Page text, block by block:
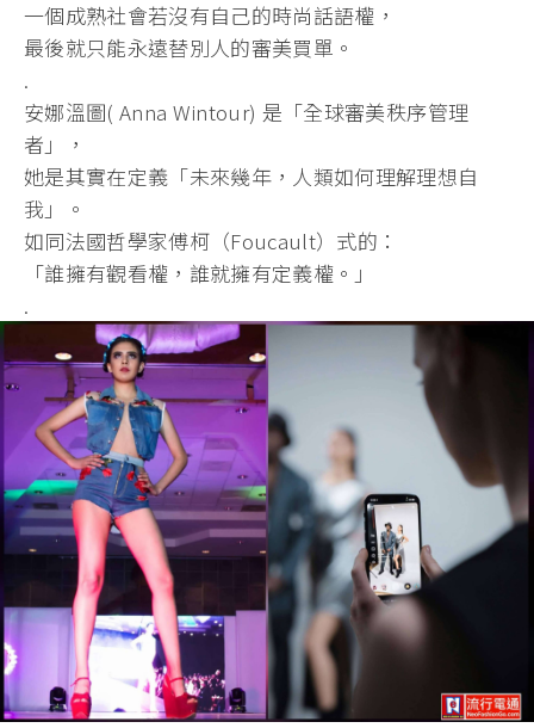
一個成熟社會若沒有自己的時尚話語權，
最後就只能永遠替別人的審美買單。
.
安娜溫圖( Anna Wintour) 是「全球審美秩序管理
者」，
她是其實在定義「未來幾年，人類如何理解理想自
我」。
如同法國哲學家傅柯（Foucault）式的：
「誰擁有觀看權，誰就擁有定義權。」
.